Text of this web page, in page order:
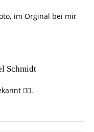
im Orginal bei mir
Schmidt
😵‍💫.